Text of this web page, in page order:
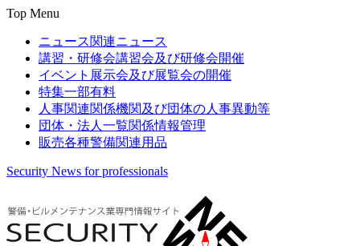
Top Menu
ニュース関連ニュース
講習・研修会講習会及び研修会開催
イベント 展示会及び展覧会の開催
特集一部有料
人事関連関係機関及び団体の人事異動等
団体・法人一覧関係情報管理
販売各種警備関連用品
Security News for professionals